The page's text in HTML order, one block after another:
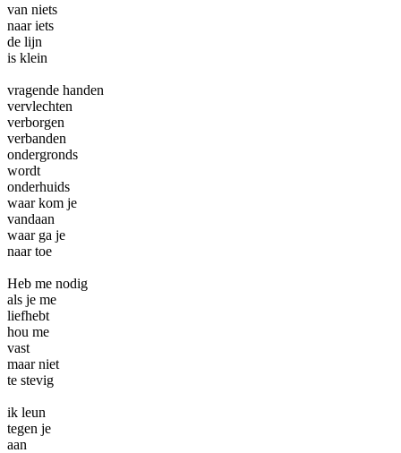
van niets
naar iets
de lijn
is klein
vragende handen
vervlechten
verborgen
verbanden
ondergronds
wordt
onderhuids
waar kom je
vandaan
waar ga je
naar toe
Heb me nodig
als je me
liefhebt
hou me
vast
maar niet
te stevig
ik leun
tegen je
aan